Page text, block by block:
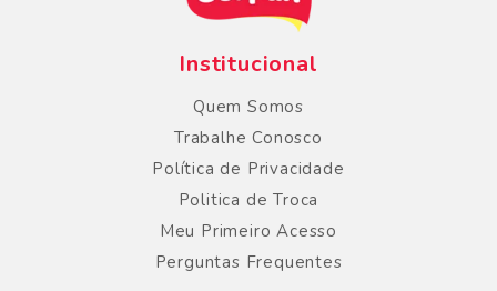
Institucional
Quem Somos
Trabalhe Conosco
Política de Privacidade
Politica de Troca
Meu Primeiro Acesso
Perguntas Frequentes